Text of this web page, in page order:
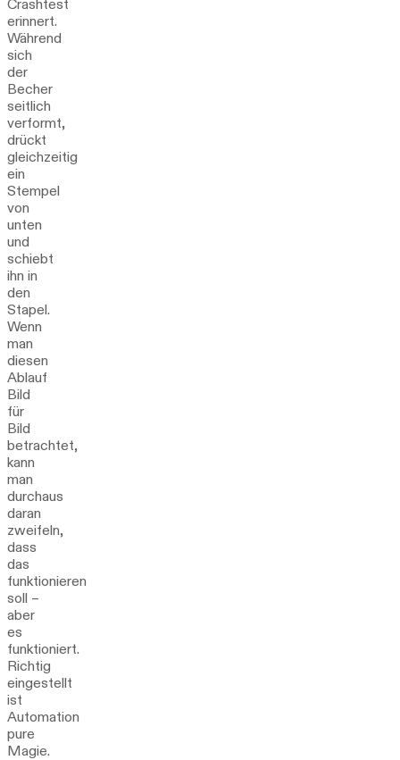
Crashtest
erinnert.
Während
sich
der
Becher
seitlich
verformt,
drückt
gleichzeitig
ein
Stempel
von
unten
und
schiebt
ihn in
den
Stapel.
Wenn
man
diesen
Ablauf
Bild
für
Bild
betrachtet,
kann
man
durchaus
daran
zweifeln,
dass
das
funktionieren
soll –
aber
es
funktioniert.
Richtig
eingestellt
ist
Automation
pure
Magie.